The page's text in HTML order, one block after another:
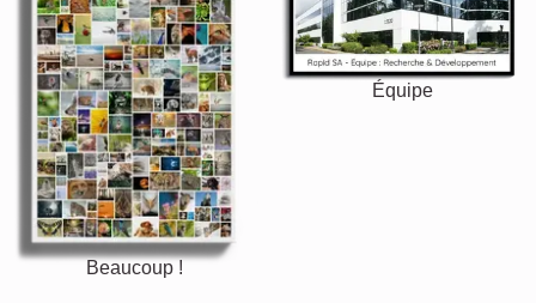
Beaucoup !
Équipe